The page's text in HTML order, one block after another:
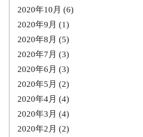
2020年10月 (6)
2020年9月 (1)
2020年8月 (5)
2020年7月 (3)
2020年6月 (3)
2020年5月 (2)
2020年4月 (4)
2020年3月 (4)
2020年2月 (2)